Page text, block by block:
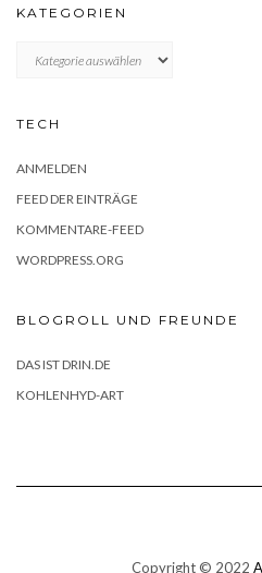
KATEGORIEN
TECH
ANMELDEN
FEED DER EINTRÄGE
KOMMENTARE-FEED
WORDPRESS.ORG
BLOGROLL UND FREUNDE
DAS IST DRIN.DE
KOHLENHYD-ART
Copyright © 2022